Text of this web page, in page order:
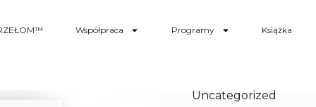
Współpraca Programy Książka
Uncategorized
ilość